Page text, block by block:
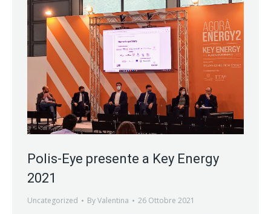
Polis-Eye presente a Key Energy
2021
Uncategorized ByValentina 26 Ottobre 2021